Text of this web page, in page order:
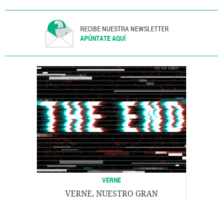
RECIBE NUESTRA NEWSLETTER
APÚNTATE AQUÍ
VERNE
VERNE, NUESTRO GRAN